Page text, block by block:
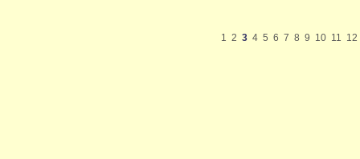
1 2 3 4 5 6 7 8 9 10 11 12